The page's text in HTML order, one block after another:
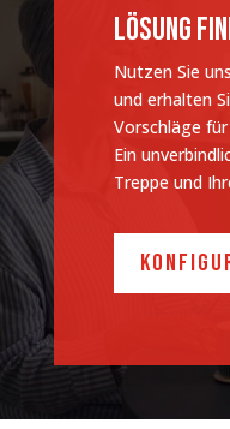
Lösung
Nutzen Sie
und erhalten
Vorschläge
Ein
Treppe und